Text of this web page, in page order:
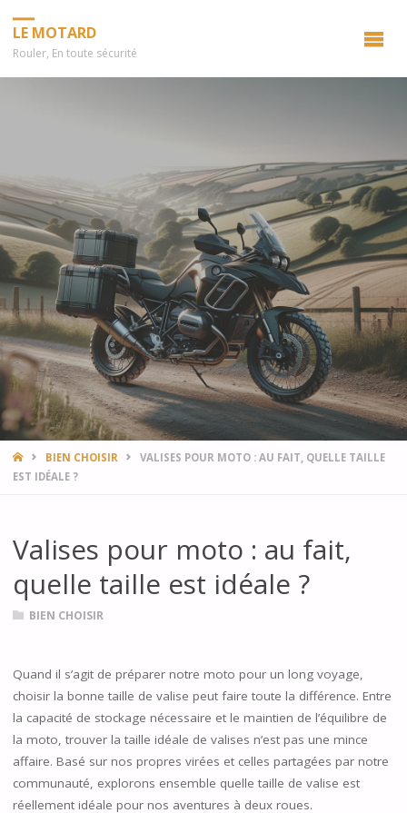
LE MOTARD
Rouler, En toute sécurité
HOMEBIEN CHOISIR
VALISES POUR MOTO : AU FAIT, QUELLE TAILLE
EST IDÉALE ?
Valises pour moto : au fait,
quelle taille est idéale ?
BIEN CHOISIR
Quand il s’agit de préparer notre moto pour un long voyage,
choisir la bonne taille de valise peut faire toute la différence. Entre
la capacité de stockage nécessaire et le maintien de l’équilibre de
la moto, trouver la taille idéale de valises n’est pas une mince
affaire. Basé sur nos propres virées et celles partagées par notre
communauté, explorons ensemble quelle taille de valise est
réellement idéale pour nos aventures à deux roues.